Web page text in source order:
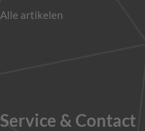
Alle artikelen
Service & Contact